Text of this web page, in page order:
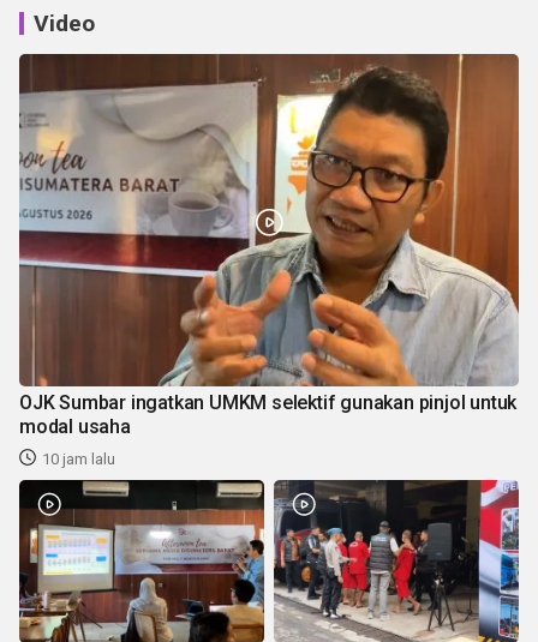
Video
OJK Sumbar ingatkan UMKM selektif gunakan pinjol untuk
modal usaha
10 jam lalu